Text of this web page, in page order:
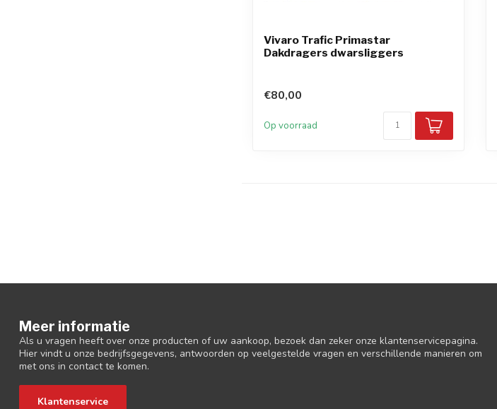
Vivaro Trafic Primastar
Dakdragers dwarsliggers
€80,00
Op voorraad
Meer informatie
Als u vragen heeft over onze producten of uw aankoop, bezoek dan zeker onze klantenservicepagina.
Hier vindt u onze bedrijfsgegevens, antwoorden op veelgestelde vragen en verschillende manieren om
met ons in contact te komen.
Klantenservice